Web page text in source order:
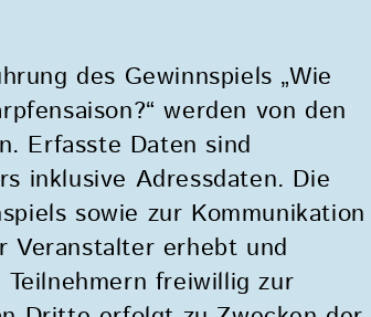
des Gewinnspiels „Wie
werden von den
Erfasste Daten sind
inklusive Adressdaten. Die
sowie zur Kommunikation
Veranstalter erhebt und
freiwillig zur